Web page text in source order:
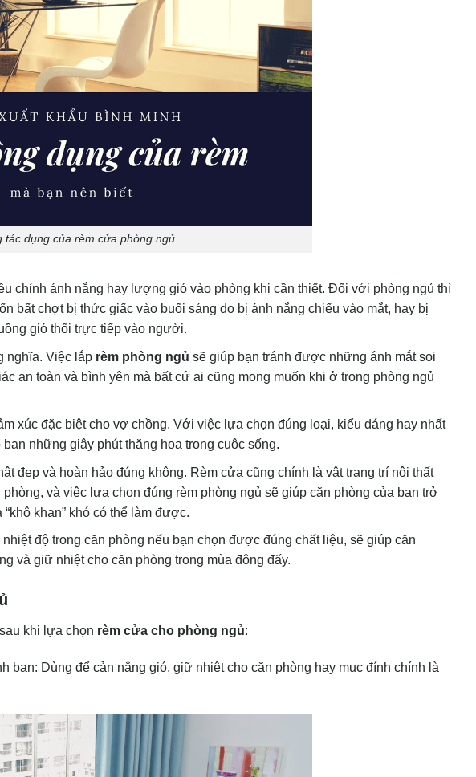
tác dụng của rèm cửa phòng ngủ
chỉnh ánh nắng hay lượng gió vào phòng khi cần thiết. Đối với phòng ngủ thì
bất chợt bị thức giấc vào buổi sáng do bị ánh nắng chiếu vào mắt, hay bị
gió thổi trực tiếp vào người.
nghĩa. Việc lắp rèm phòng ngủ sẽ giúp bạn tránh được những ánh mắt soi
an toàn và bình yên mà bất cứ ai cũng mong muốn khi ở trong phòng ngủ
xúc đặc biệt cho vợ chồng. Với việc lựa chọn đúng loại, kiểu dáng hay nhất
những giây phút thăng hoa trong cuộc sống.
đẹp và hoàn hảo đúng không. Rèm cửa cũng chính là vật trang trí nội thất
và việc lựa chọn đúng rèm phòng ngủ sẽ giúp căn phòng của bạn trở
khan” khó có thể làm được.
độ trong căn phòng nếu bạn chọn được đúng chất liệu, sẽ giúp căn
và giữ nhiệt cho căn phòng trong mùa đông đấy.
khi lựa chọn rèm cửa cho phòng ngủ:
bạn: Dùng để cản nắng gió, giữ nhiệt cho căn phòng hay mục đính chính là